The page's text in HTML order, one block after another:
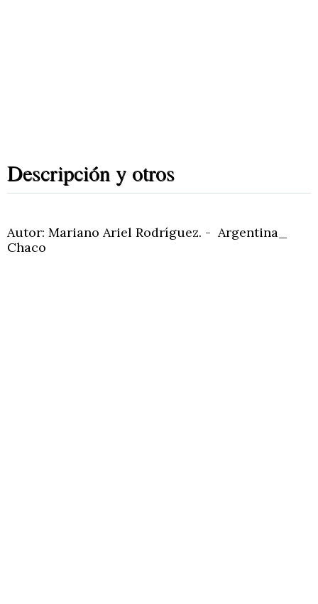
Descripción y otros
Autor: Mariano Ariel Rodríguez. - Argentina_
Chaco